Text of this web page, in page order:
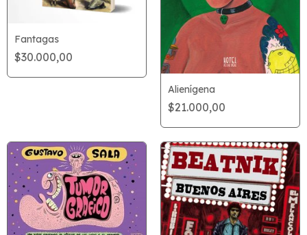
Fantagas
$30.000,00
Alienígena
$21.000,00